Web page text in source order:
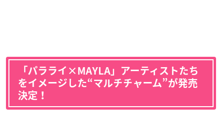
「パラライ×MAYLA」アーティストたち
をイメージした“マルチチャーム”が発売
決定！